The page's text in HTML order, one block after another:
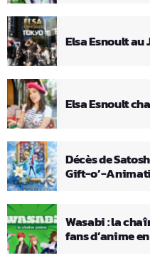
Elsa Esnoult au
Elsa Esnoult
Décès de
Gift-o’-
Wasabi : la
fans d’anime